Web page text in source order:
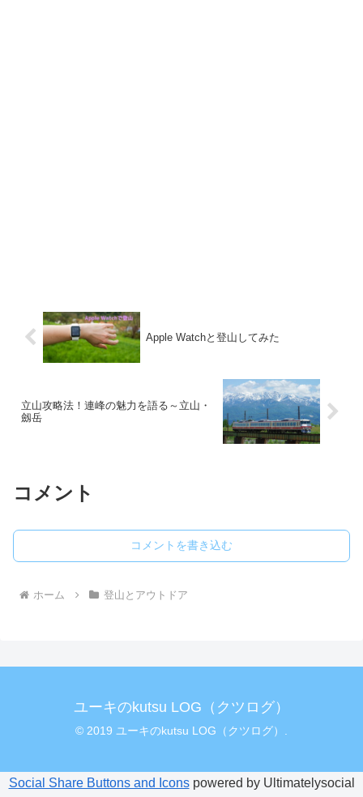
Apple Watchと登山してみた
立山攻略法！連峰の魅力を語る～立山・
劔岳
コメント
コメントを書き込む
ホーム 登山とアウトドア
ユーキのkutsu LOG（クツログ）
© 2019 ユーキのkutsu LOG（クツログ）.
Social Share Buttons and Iconspowered by Ultimatelysocial